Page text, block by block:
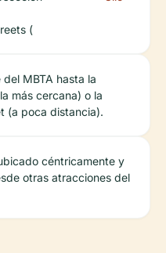
(
MBTA hasta la
más cercana) o la
(a poca distancia).
céntricamente y
otras atracciones del